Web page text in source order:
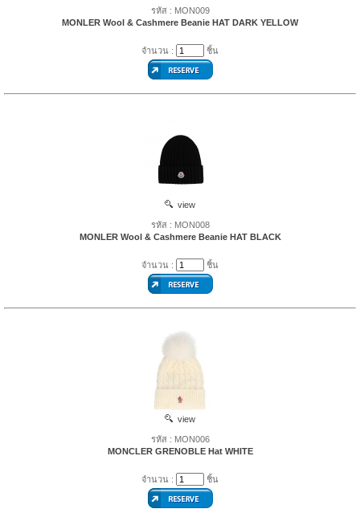
รหัส : MON009
MONLER Wool & Cashmere Beanie HAT DARK YELLOW
จำนวน : ชิ้น
view
รหัส : MON008
MONLER Wool & Cashmere Beanie HAT BLACK
จำนวน : ชิ้น
view
รหัส : MON006
MONCLER GRENOBLE Hat WHITE
จำนวน : ชิ้น